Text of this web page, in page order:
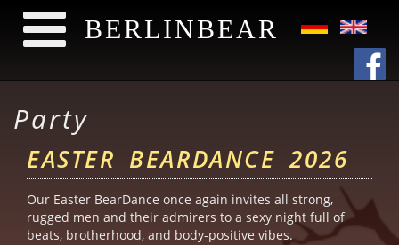
BERLINBEAR
Party
EASTER BEARDANCE 2026
Our Easter BearDance once again invites all strong,
rugged men and their admirers to a sexy night full of
beats, brotherhood, and body-positive vibes.